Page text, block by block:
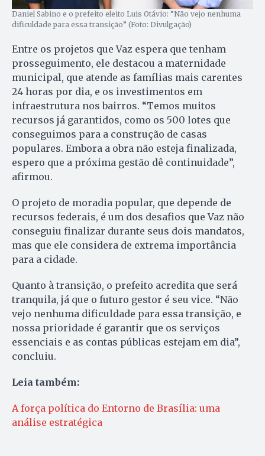
Daniel Sabino e o prefeito eleito Luis Otávio: “Não vejo nenhuma
dificuldade para essa transição” (Foto: Divulgação)
Entre os projetos que Vaz espera que tenham
prosseguimento, ele destacou a maternidade
municipal, que atende as famílias mais carentes
24 horas por dia, e os investimentos em
infraestrutura nos bairros. “Temos muitos
recursos já garantidos, como os 500 lotes que
conseguimos para a construção de casas
populares. Embora a obra não esteja finalizada,
espero que a próxima gestão dê continuidade”,
afirmou.
O projeto de moradia popular, que depende de
recursos federais, é um dos desafios que Vaz não
conseguiu finalizar durante seus dois mandatos,
mas que ele considera de extrema importância
para a cidade.
Quanto à transição, o prefeito acredita que será
tranquila, já que o futuro gestor é seu vice. “Não
vejo nenhuma dificuldade para essa transição, e
nossa prioridade é garantir que os serviços
essenciais e as contas públicas estejam em dia”,
concluiu.
Leia também:
A força política do Entorno de Brasília: uma
análise estratégica